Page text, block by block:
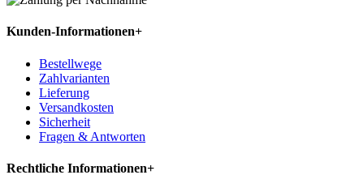
Kunden-Informationen+
Bestellwege
Zahlvarianten
Lieferung
Versandkosten
Sicherheit
Fragen & Antworten
Rechtliche Informationen+